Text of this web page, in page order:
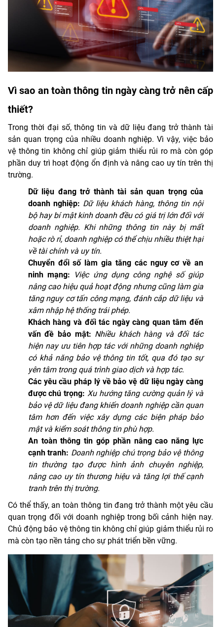
Vì sao an toàn thông tin ngày càng trở nên cấp
thiết?
Trong thời đại số, thông tin và dữ liệu đang trở thành tài
sản quan trọng của nhiều doanh nghiệp. Vì vậy, việc bảo
vệ thông tin không chỉ giúp giảm thiểu rủi ro mà còn góp
phần duy trì hoạt động ổn định và nâng cao uy tín trên thị
trường.
Dữ liệu đang trở thành tài sản quan trọng của
doanh nghiệp: Dữ liệu khách hàng, thông tin nội
bộ hay bí mật kinh doanh đều có giá trị lớn đối với
doanh nghiệp. Khi những thông tin này bị mất
hoặc rò rỉ, doanh nghiệp có thể chịu nhiều thiệt hại
về tài chính và uy tín.
Chuyển đổi số làm gia tăng các nguy cơ về an
ninh mạng:
Việc ứng dụng công nghệ số giúp
nâng cao hiệu quả hoạt động nhưng cũng làm gia
tăng nguy cơ tấn công mạng, đánh cắp dữ liệu và
xâm nhập hệ thống trái phép.
Khách hàng và đối tác ngày càng quan tâm đến
vấn đề bảo mật: Nhiều khách hàng và đối tác
hiện nay ưu tiên hợp tác với những doanh nghiệp
có khả năng bảo vệ thông tin tốt, qua đó tạo sự
yên tâm trong quá trình giao dịch và hợp tác.
Các yêu cầu pháp lý về bảo vệ dữ liệu ngày càng
được chú trọng: Xu hướng tăng cường quản lý và
bảo vệ dữ liệu đang khiến doanh nghiệp cần quan
tâm hơn đến việc xây dựng các biện pháp bảo
mật và kiểm soát thông tin phù hợp.
An toàn thông tin góp phần nâng cao năng lực
cạnh tranh: Doanh nghiệp chú trọng bảo vệ thông
tin thường tạo được hình ảnh chuyên nghiệp,
nâng cao uy tín thương hiệu và tăng lợi thế cạnh
tranh trên thị trường.
Có thể thấy, an toàn thông tin đang trở thành một yêu cầu
quan trọng đối với doanh nghiệp trong bối cảnh hiện nay.
Chủ động bảo vệ thông tin không chỉ giúp giảm thiểu rủi ro
mà còn tạo nền tảng cho sự phát triển bền vững.